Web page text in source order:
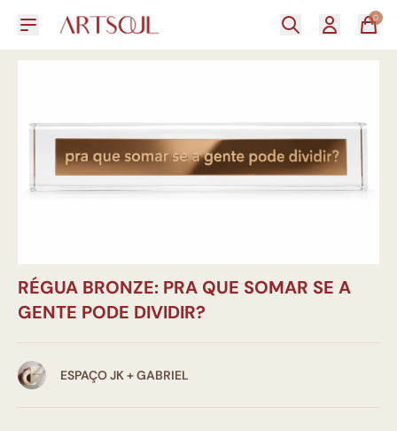
0
RÉGUA BRONZE: PRA QUE SOMAR SE A
GENTE PODE DIVIDIR?
ESPAÇO JK + GABRIEL